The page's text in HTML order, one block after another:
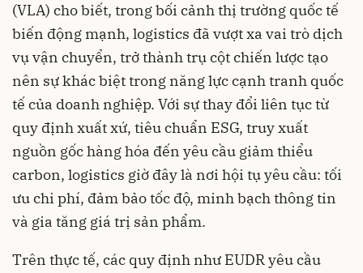
(VLA) cho biết, trong bối cảnh thị trường quốc tế
biến động mạnh, logistics đã vượt xa vai trò dịch
vụ vận chuyển, trở thành trụ cột chiến lược tạo
nên sự khác biệt trong năng lực cạnh tranh quốc
tế của doanh nghiệp. Với sự thay đổi liên tục từ
quy định xuất xứ, tiêu chuẩn ESG, truy xuất
nguồn gốc hàng hóa đến yêu cầu giảm thiểu
carbon, logistics giờ đây là nơi hội tụ yêu cầu: tối
ưu chi phí, đảm bảo tốc độ, minh bạch thông tin
và gia tăng giá trị sản phẩm.
Trên thực tế, các quy định như EUDR yêu cầu